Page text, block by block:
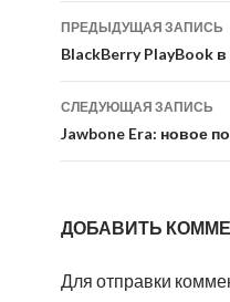
Навигация
по
записям
ПРЕДЫДУЩАЯ ЗАПИСЬ
BlackBerry PlayBook
СЛЕДУЮЩАЯ ЗАПИСЬ
Jawbone Era: новое
ДОБАВИТЬ
Для отправки